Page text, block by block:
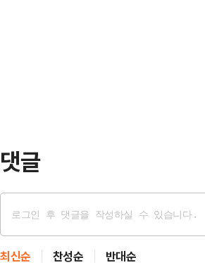
댓글
최신순 찬성순 반대순